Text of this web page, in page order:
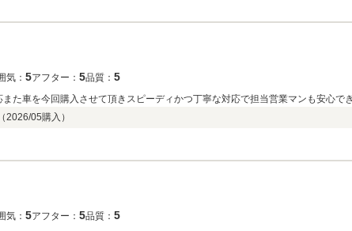
気： 5アフター： 5品質： 5
た車を今回購入させて頂きスピーディかつ丁寧な対応で担当営業マンも安心で
2026/05購入）
気： 5アフター： 5品質： 5